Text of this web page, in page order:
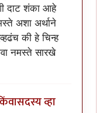
दाट शंका आहे
अशा अर्थाने
की हे चिन्ह
नमस्ते सारखे
सदस्य व्हा